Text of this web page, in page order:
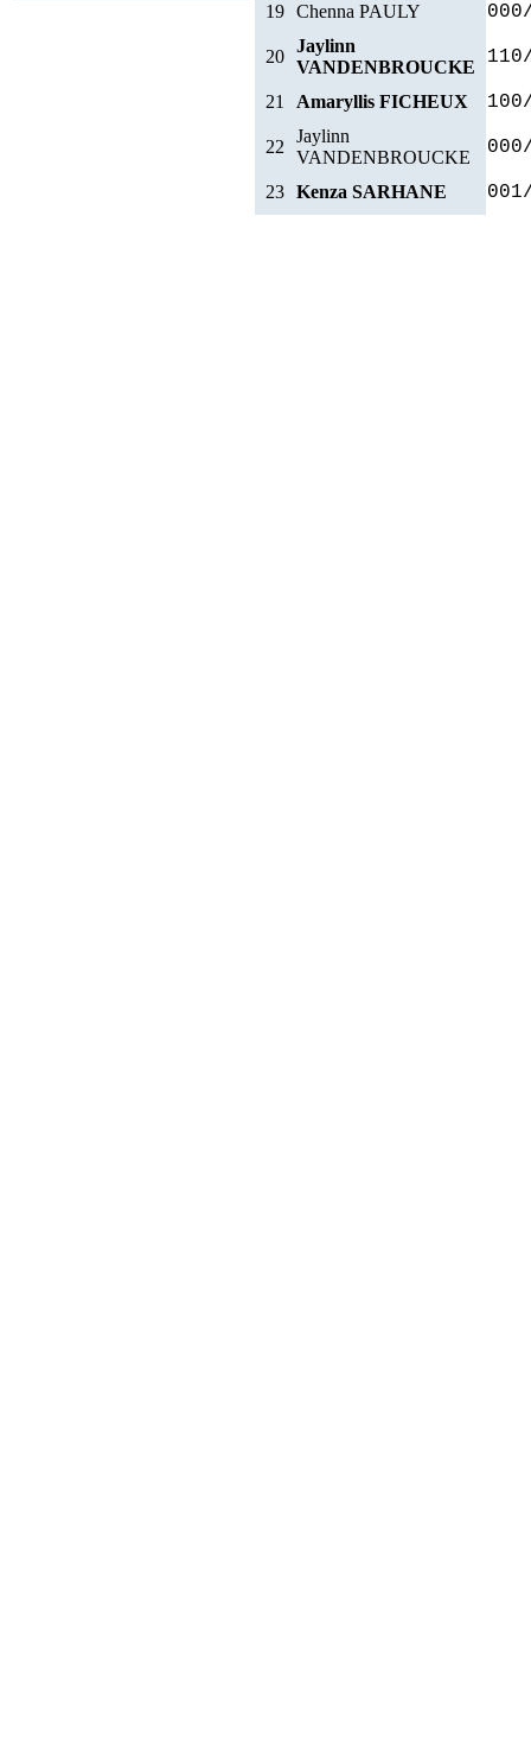
19 Chenna PAULY
20
Jaylinn
VANDENBROUCKE
21 Amaryllis FICHEUX
22
Jaylinn
VANDENBROUCKE
23 Kenza SARHANE